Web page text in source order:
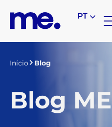
PT
Início Blog
Blog ME